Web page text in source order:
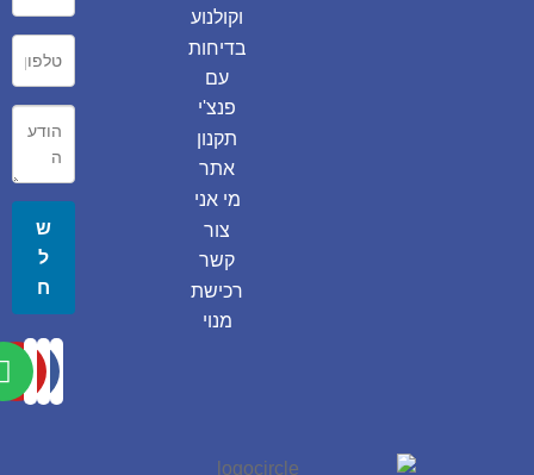
וקולנוע
בדיחות
עם
פנצ'י
תקנון
אתר
מי אני
צור
קשר
רכישת
מנוי
ש
ל
ח